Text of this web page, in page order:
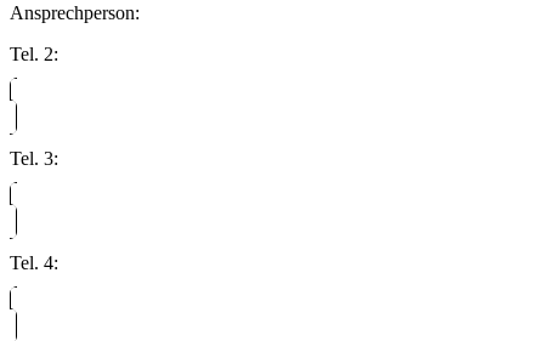
Ansprechperson:
Tel. 2:
Tel. 3:
Tel. 4: